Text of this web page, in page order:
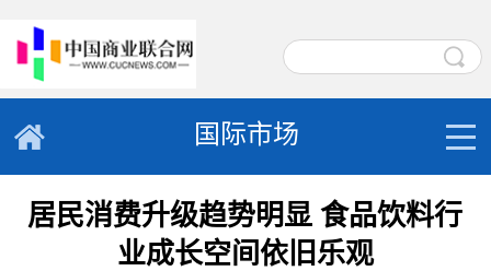
国际市场
居民消费升级趋势明显 食品饮料行
业成长空间依旧乐观